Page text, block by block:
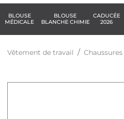
BLOUSE
MÉDICALE
BLOUSE
BLANCHE CHIMIE
CADUCÉE
2026
Vêtement de travail